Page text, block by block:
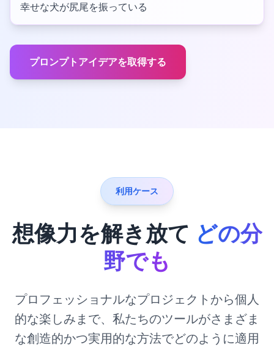
幸せな犬が尻尾を振っている
プロンプトアイデアを取得する
利用ケース
想像力を解き放て どの分
野でも
プロフェッショナルなプロジェクトから個人
的な楽しみまで、私たちのツールがさまざま
な創造的かつ実用的な方法でどのように適用